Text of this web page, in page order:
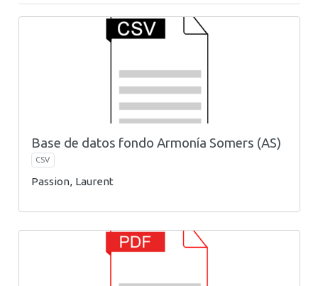
Base de datos fondo Armonía Somers (AS)
CSV
Passion, Laurent